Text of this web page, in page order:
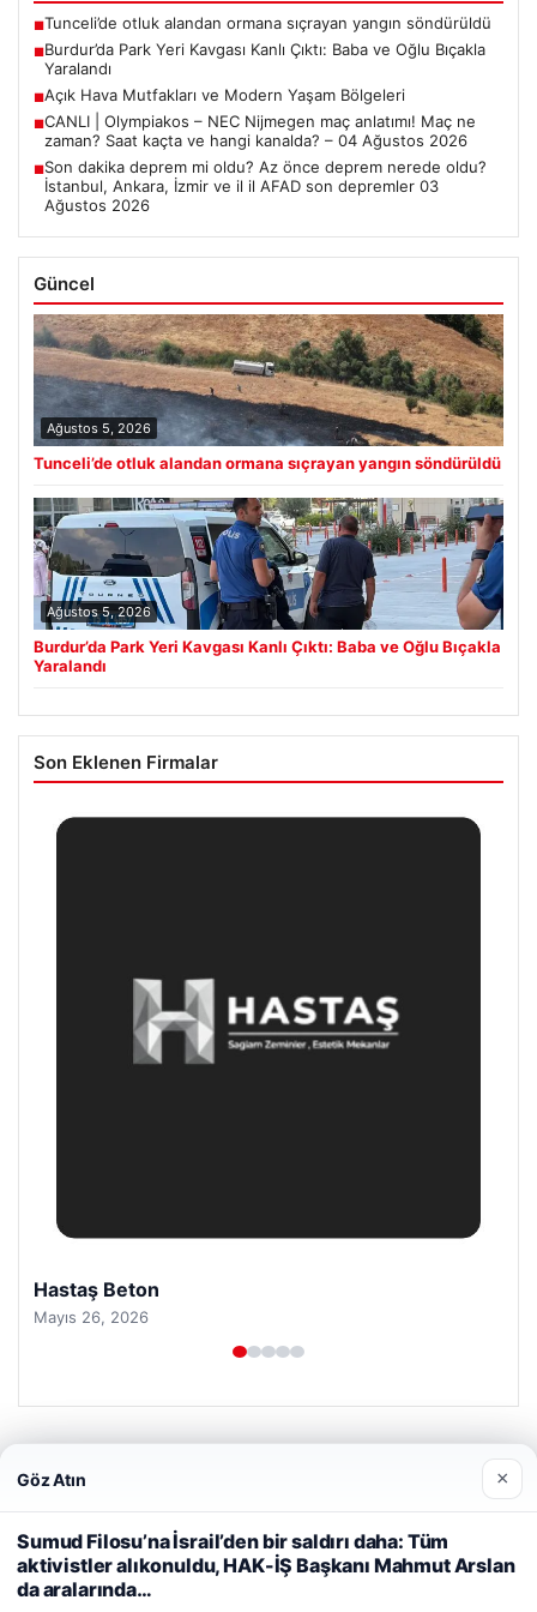
■Tunceli’de otluk alandan ormana sıçrayan yangın söndürüldü
■Burdur’da Park Yeri Kavgası Kanlı Çıktı: Baba ve Oğlu Bıçakla
Yaralandı
■Açık Hava Mutfakları ve Modern Yaşam Bölgeleri
■CANLI | Olympiakos – NEC Nijmegen maç anlatımı! Maç ne
zaman? Saat kaçta ve hangi kanalda? – 04 Ağustos 2026
■Son dakika deprem mi oldu? Az önce deprem nerede oldu?
İstanbul, Ankara, İzmir ve il il AFAD son depremler 03
Ağustos 2026
Güncel
Ağustos 5, 2026
Tunceli’de otluk alandan ormana sıçrayan yangın söndürüldü
Ağustos 5, 2026
Burdur’da Park Yeri Kavgası Kanlı Çıktı: Baba ve Oğlu Bıçakla
Yaralandı
Son Eklenen Firmalar
Hastaş Beton
Mayıs 26, 2026
© 2026 Güzel Gazete Haberleri
deneyiminizi kişiselleştirmek ve geliştirmek amacıyla çerezler
kullanıyoruz.Çerez Politikamız
Reddet
Göz Atın ×
Sumud Filosu’na İsrail’den bir saldırı daha: Tüm
aktivistler alıkonuldu, HAK-İŞ Başkanı Mahmut Arslan
da aralarında…